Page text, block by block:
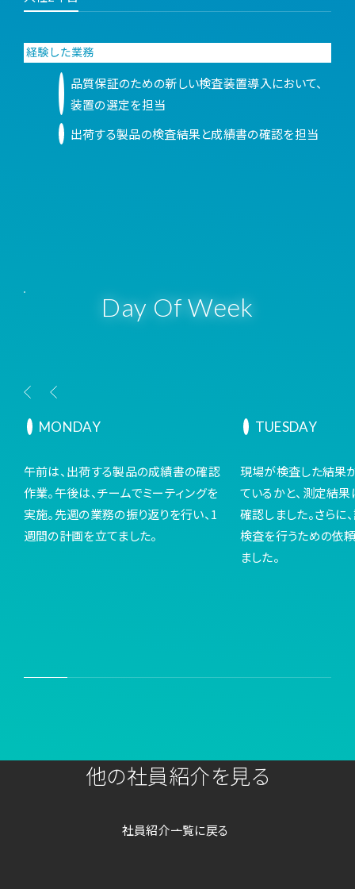
品質保証のための新しい検査装置導入において、
装置の選定を担当
出荷する製品の検査結果と成績書の確認を担当
Day Of Week
MONDAY
午前は、出荷する製品の成績書の確認
作業。午後は、チームでミーティングを
実施。先週の業務の振り返りを行い、1
週間の計画を立てました。
TUESDAY
現場が検査した結果
ているかと、測定結
確認しました。さらに
検査を行うための依
ました。
他の社員紹介を見る
社員紹介一覧に戻る